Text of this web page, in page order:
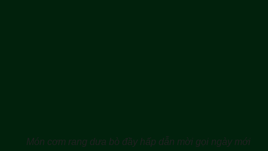
Món cơm rang dưa bò đầy hấp dẫn mời gọi ngày mới